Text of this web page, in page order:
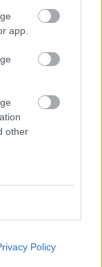
app.
other
Policy
προς